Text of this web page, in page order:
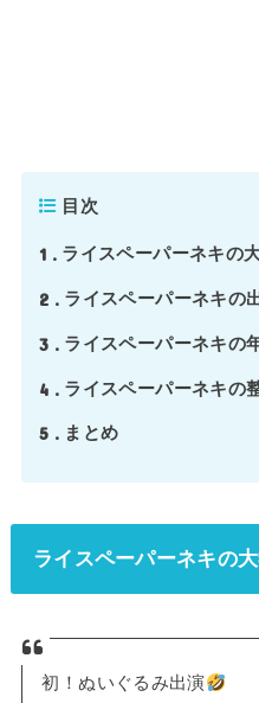
目次
1 ライスペーパーネキの
2 ライスペーパーネキの
3 ライスペーパーネキの
4 ライスペーパーネキの
5 まとめ
ライスペーパーネキの
初！ぬいぐるみ出演